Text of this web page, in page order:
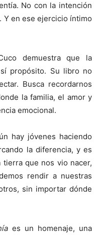
No con la intención
Y en ese ejercicio íntimo
demuestra que la
propósito. Su libro no
Busca recordarnos
la familia, el amor y
emocional.
hay jóvenes haciendo
la diferencia, y es
que nos vio nacer,
rendir a nuestras
sin importar dónde
es un homenaje, una